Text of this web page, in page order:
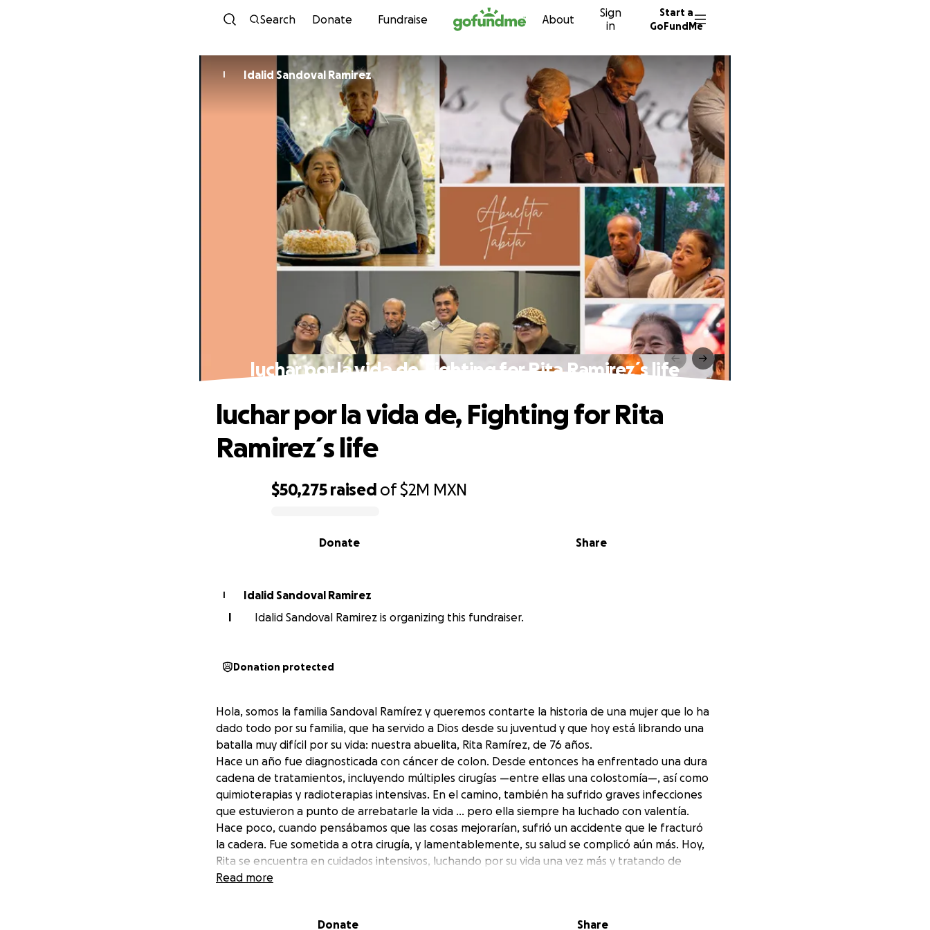
Skip to content
Search Donate Fundraise About
Sign
in
Start a
GoFundMe
I Idalid Sandoval Ramirez
luchar por la vida de, Fighting for Rita Ramirez´s life
$50,275 raised of$2M MXN
Share
Donate
luchar por la vida de, Fighting for Rita
Ramirez´s life
I
Idalid Sandoval Ramirez
I
Idalid Sandoval Ramirez is organizing this fundraiser.
Donation protected
Hola, somos la familia Sandoval Ramírez y queremos contarte la historia de una mujer que lo ha
dado todo por su familia, que ha servido a Dios desde su juventud y que hoy está librando una
batalla muy difícil por su vida: nuestra abuelita, Rita Ramírez, de 76 años.
Hace un año fue diagnosticada con cáncer de colon. Desde entonces ha enfrentado una dura
cadena de tratamientos, incluyendo múltiples cirugías —entre ellas una colostomía—, así como
quimioterapias y radioterapias intensivas. En el camino, también ha sufrido graves infecciones
que estuvieron a punto de arrebatarle la vida … pero ella siempre ha luchado con valentía.
Hace poco, cuando pensábamos que las cosas mejorarían, sufrió un accidente que le fracturó
la cadera. Fue sometida a otra cirugía, y lamentablemente, su salud se complicó aún más. Hoy,
Rita se encuentra en cuidados intensivos, luchando por su vida una vez más y tratando de
superar una obstrucción de canal de bilis que hace que sus plaquetas se eliminen .
vuelto imposibles de cubrir por nuestra cuenta.
Read more
Donate Share